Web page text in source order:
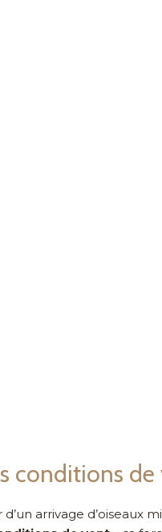
conditions de
arrivage d’oiseaux